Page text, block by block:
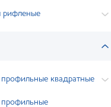
рифленые
профильные квадратные
профильные